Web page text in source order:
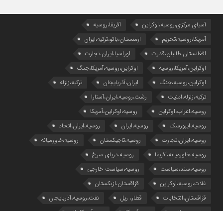
آسیای مرکزی،روسیه،اوکراین
آفریقا،روسیه
آمریکا،روسیه،تحریم
ارمنستان،باکو،ترکیه،ایران
افغانستان،طالبان،قدرت
اوراسیا،ایران،تجارت
اوکراین،آمریکا،روسیه
اوکراین،روسیه،آمریکا،جنگ
اوکراین،روسیه،جنگ
ایران،آذربایجان
ترکیه،زلزله
ترکیه،زلزله،امنیت
رشت،روسیه،ایران،آستارا
روسیه،اعراب،اوکراین
روسیه،اوکراین،آمریکا
روسیه،ایبورسک
روسیه،ایران
روسیه،ایران،اتحاد
روسیه،ایران،تجارت
روسیه،تاجیکستان
روسیه،خاورمیانه
روسیه،خاورمیانه،آفریقا
روسیه،دریای سرخ
روسیه،سند،سیاست
روسیه،سیاست خارجی
غلات،روسیه،اوکراین
قزاقستان،ازبکستان
قزاقستان،انتخابات
قطار، ریل
نفت،روسیه،آذربایجان